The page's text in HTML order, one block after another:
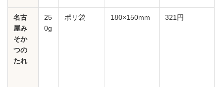
名古
屋み
そか
つの
たれ
25
0g
ポリ袋 180×150mm 321円